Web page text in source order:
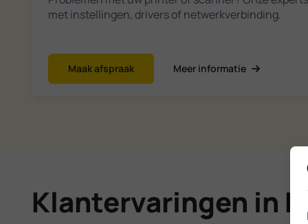
met instellingen, drivers of netwerkverbinding.
Maak afspraak Meer informatie
Klantervaringen in